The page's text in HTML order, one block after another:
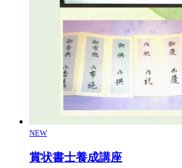
NEW
賞状書士養成講座